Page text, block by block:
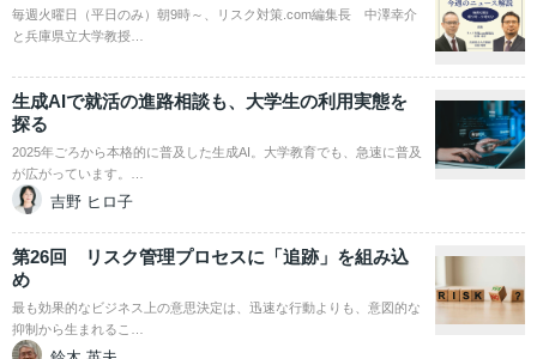
毎週火曜日（平日のみ）朝9時～、リスク対策.com編集長 中澤幸介
と兵庫県立大学教授…
生成AIで就活の進路相談も、大学生の利用実態を
探る
2025年ごろから本格的に普及した生成AI。大学教育でも、急速に普及
が広がっています。…
吉野 ヒロ子
第26回 リスク管理プロセスに「追跡」を組み込
め
最も効果的なビジネス上の意思決定は、迅速な行動よりも、意図的な
抑制から生まれるこ…